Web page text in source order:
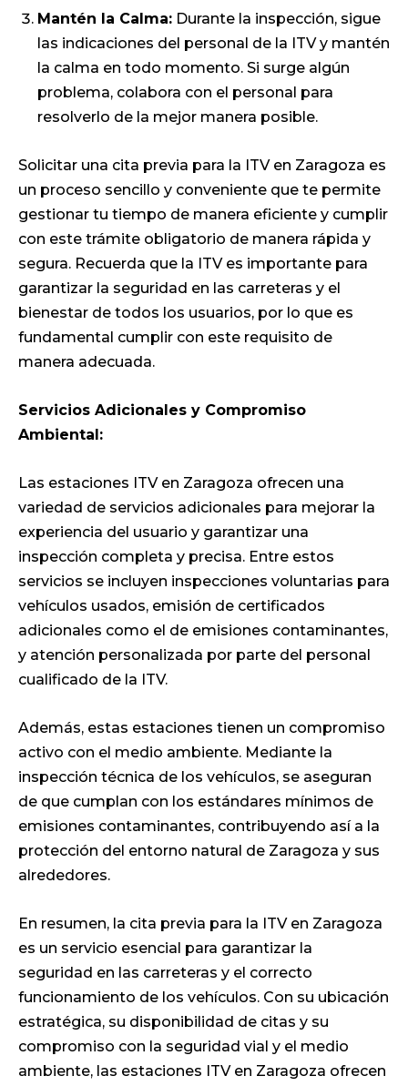
Mantén la Calma: Durante la inspección, sigue
las indicaciones del personal de la ITV y mantén
la calma en todo momento. Si surge algún
problema, colabora con el personal para
resolverlo de la mejor manera posible.
Solicitar una cita previa para la ITV en Zaragoza es
un proceso sencillo y conveniente que te permite
gestionar tu tiempo de manera eficiente y cumplir
con este trámite obligatorio de manera rápida y
segura. Recuerda que la ITV es importante para
garantizar la seguridad en las carreteras y el
bienestar de todos los usuarios, por lo que es
fundamental cumplir con este requisito de
manera adecuada.
Servicios Adicionales y Compromiso
Ambiental:
Las estaciones ITV en Zaragoza ofrecen una
variedad de servicios adicionales para mejorar la
experiencia del usuario y garantizar una
inspección completa y precisa. Entre estos
servicios se incluyen inspecciones voluntarias para
vehículos usados, emisión de certificados
adicionales como el de emisiones contaminantes,
y atención personalizada por parte del personal
cualificado de la ITV.
Además, estas estaciones tienen un compromiso
activo con el medio ambiente. Mediante la
inspección técnica de los vehículos, se aseguran
de que cumplan con los estándares mínimos de
emisiones contaminantes, contribuyendo así a la
protección del entorno natural de Zaragoza y sus
alrededores.
En resumen, la cita previa para la ITV en Zaragoza
es un servicio esencial para garantizar la
seguridad en las carreteras y el correcto
funcionamiento de los vehículos. Con su ubicación
estratégica, su disponibilidad de citas y su
compromiso con la seguridad vial y el medio
ambiente, las estaciones ITV en Zaragoza ofrecen